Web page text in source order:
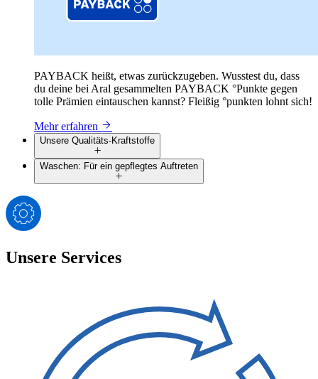
PAYBACK heißt, etwas zurückzugeben. Wusstest du, dass
du deine bei Aral gesammelten PAYBACK °Punkte gegen
tolle Prämien eintauschen kannst? Fleißig °punkten lohnt sich!
Mehr erfahren
Unsere Qualitäts-Kraftstoffe
Waschen: Für ein gepflegtes Auftreten
Unsere Services